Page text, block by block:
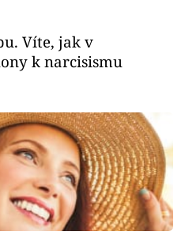
Víte, jak v
k narcisismu